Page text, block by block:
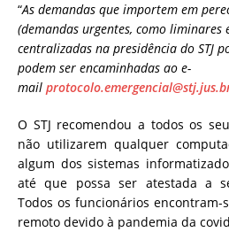
“As demandas que importem em
(demandas urgentes, como liminares
centralizadas na presidência do STJ
podem ser encaminhadas ao e-
mail
O STJ recomendou a todos os
não utilizarem qualquer
algum dos sistemas
até que possa ser atestada a
Todos os funcionários
remoto devido à pandemia da